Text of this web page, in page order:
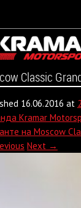
Classic
16.06.2016 at
Kramar
на Moscow
Next →